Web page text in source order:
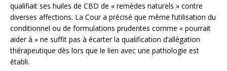
qualifiait ses huiles de CBD de « remèdes naturels » contre
diverses affections. La Cour a précisé que même l’utilisation du
conditionnel ou de formulations prudentes comme « pourrait
aider à » ne suffit pas à écarter la qualification d’allégation
thérapeutique dès lors que le lien avec une pathologie est
établi.